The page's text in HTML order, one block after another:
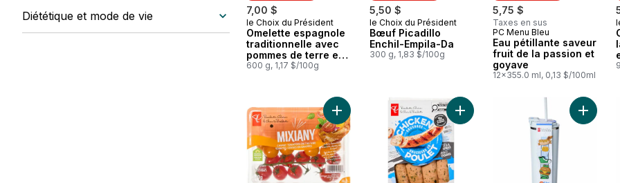
Diététique et mode de vie 7,00 $
Coup de cœur
le Choix du Président
Omelette espagnole
traditionnelle avec
pommes de terre et
oignons
600 g, 1,17 $/100g
5,50 $
Coup de cœur
le Choix du Président
Bœuf Picadillo
Enchil-Empila-Da
300 g, 1,83 $/100g
5,75 $
Taxes en sus
Coup de cœur
PC Menu Bleu
Eau pétillante saveur
fruit de la passion et
goyave
12x355.0 ml, 0,13 $/100ml
Ajouter Tomates cerises Mixiany au panier
Ajouter Saucisses de pouletAjouter